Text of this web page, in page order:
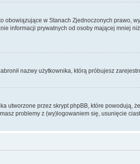
obowiązujące w Stanach Zjednoczonych
informacji prywatnych od osoby mającej mniej
nazwy użytkownika, którą próbujesz
utworzone przez skrypt phpBB, które
problemy z (wy)logowaniem się, usunięcie